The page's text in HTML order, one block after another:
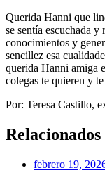
Querida Hanni que
se sentía escuchada y
conocimientos y
sencillez esa
querida Hanni amiga
colegas te quieren y
Por: Teresa Castillo,
Relacionados
febrero 19,